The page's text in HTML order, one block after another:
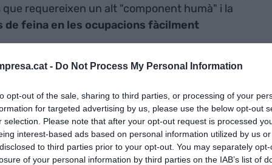
- Do Not Process My Personal Information
opt-out of the sale, sharing to third parties, or processing of your
for targeted advertising by us, please use the below opt-out
selection. Please note that after your opt-out request is processed
interest-based ads based on personal information utilized by us
to third parties prior to your opt-out. You may separately
of your personal information by third parties on the IAB’s list of
requereixen un alt "component humà" i la
de feina en les ocupacions fàcilment
que hi podria haver un
cosa es traduiria en una millora del benestar
l'informe, el PIB per càpita passaria dels
euros en un període de 15 anys si es produeix